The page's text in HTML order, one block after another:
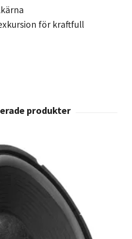
för kraftfull